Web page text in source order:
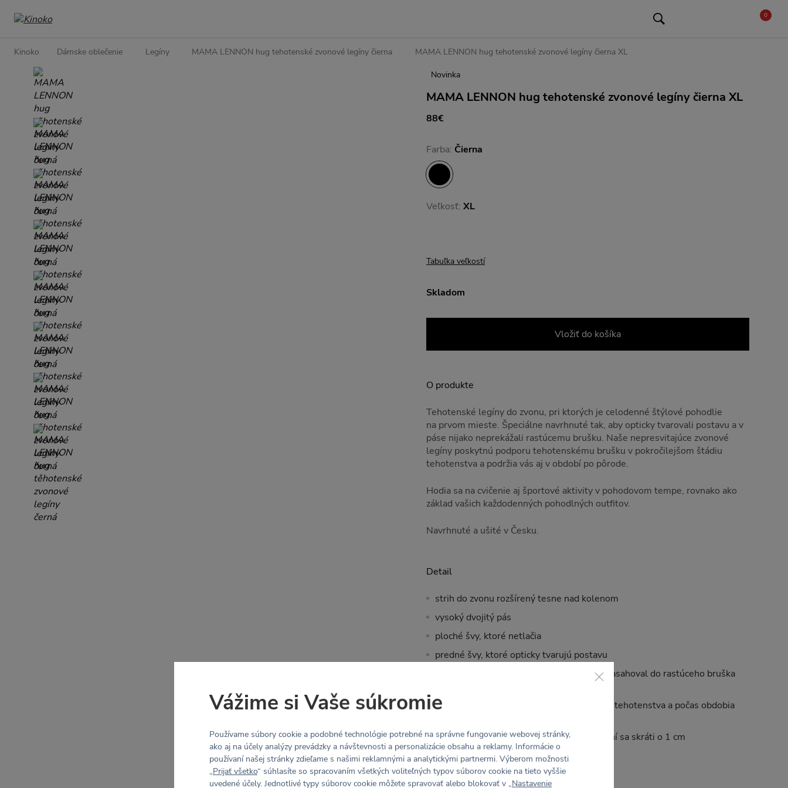
0
Kinoko Dámske oblečenie Legíny MAMA LENNON hug tehotenské zvonové legíny čierna MAMA LENNON hug tehotenské zvonové legíny čierna XL
Novinka
MAMA LENNON hug tehotenské zvonové legíny čierna XL
88€
Farba: Čierna
Veľkosť: XL
Tabuľka veľkostí
Skladom
Vložiť do košíka
O produkte
Tehotenské legíny do zvonu, pri ktorých je celodenné štýlové pohodlie
na prvom mieste. Špeciálne navrhnuté tak, aby opticky tvarovali postavu a v
páse nijako neprekážali rastúcemu brušku. Naše nepresvitajúce zvonové
legíny poskytnú podporu tehotenskému brušku v pokročilejšom štádiu
tehotenstva a podržia vás aj v období po pôrode.
Hodia sa na cvičenie aj športové aktivity v pohodovom tempe, rovnako ako
základ vašich každodenných pohodlných outfitov.
Navrhnuté a ušité v Česku.
Detail
strih do zvonu rozšírený tesne nad kolenom
vysoký dvojitý pás
ploché švy, ktoré netlačia
predné švy, ktoré opticky tvarujú postavu
šev pod bruškom umiestnený tak, aby nezasahoval do rastúceho bruška
vhodné pre bruško približne od 6. mesiaca tehotenstva a počas obdobia
vnútorná dĺžka nohavice 85 cm – po vypraní sa skráti o 1 cm
Daria meria 165 cm a má na sebe veľkosť S.
Vážime si Vaše súkromie
Používame súbory cookie a podobné technológie potrebné na správne fungovanie webovej stránky,
ako aj na účely analýzy prevádzky a návštevnosti a personalizácie obsahu a reklamy. Informácie o
používaní našej stránky zdieľame s našimi reklamnými a analytickými partnermi. Výberom možnosti
„Prijať všetko“ súhlasíte so spracovaním všetkých voliteľných typov súborov cookie na tieto vyššie
uvedené účely. Jednotlivé typy súborov cookie môžete spravovať alebo blokovať v „Nastavenie